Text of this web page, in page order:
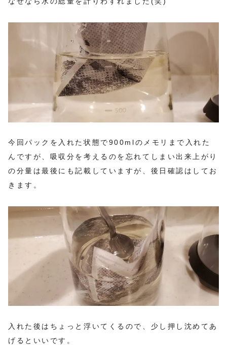
今回パックを入れた状態で900mlのメモリまで入れた
んですが、吸収分を考えるのを忘れてしまい出来上がり
の分量は最後にも記載していますが、後日確認はしてお
きます。
入れた後はちょっと浮いてくるので、少し押し沈めてあ
げるといいです。